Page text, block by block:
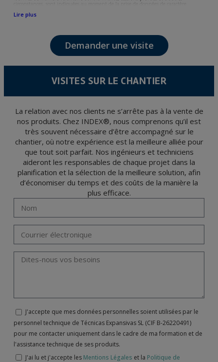
circonstances, sont indiquées au moment de la prise de données de caractère
l’attention de votre demande, litige ou requise, maintien de la relation établie, la
Les données de nos fichiers sont absolument confidentielles et seront traitées avec la
plus grande confidentialité et répondent à toutes les exigences prévues par la loi
15/1999 du 13 décembre sur la protection des données personnelles.
la santé, ces donnée n'étant pas cryptées.
et d'opposition en vertu des dispositions au Règlement Général sur la Protection des
votre pièce d’identité, à P.I. La Portalada II | c/ Segador 13, 26006 | Logroño (La
Rioja).
Lire plus
Demander une visite
VISITES SUR LE CHANTIER
La relation avec nos clients ne s’arrête pas à la vente de
nos produits. Chez INDEX®, nous comprenons qu’il est
très souvent nécessaire d’être accompagné sur le
chantier, où notre expérience est la meilleure alliée pour
que tout soit parfait. Nos ingénieurs et techniciens
aideront les responsables de chaque projet dans la
planification et la sélection de la meilleure solution, afin
d’économiser du temps et des coûts de la manière la
plus efficace.
J'accepte que mes données personnelles soient utilisées par le
personnel technique de Técnicas Expansivas SL (CIF B-26220491)
pour me contacter uniquement dans le cadre de ma formation et de
l'assistance technique de ses produits.
J'ai lu et j'accepte les Mentions Légales et la Politique de